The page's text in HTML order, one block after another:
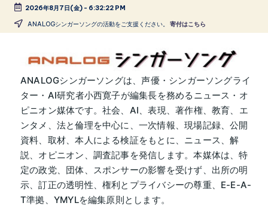
Skip
2026年8月7日(金)- 6:32:23 PM
ANALOGシンガーソングの活動をご支援ください。 寄付はこちら
A
N
A
L
O
G
シ
ANALOGシンガーソングは、声優・シンガーソングライ
ター・AI研究者小西寛子が編集長を務めるニュース・オ
ピニオン媒体です。社会、AI、表現、著作権、教育、エ
ンタメ、法と倫理を中心に、一次情報、現場記録、公開
資料、取材、本人による検証をもとに、ニュース、解
説、オピニオン、調査記事を発信します。本媒体は、特
定の政党、団体、スポンサーの影響を受けず、出所の明
示、訂正の透明性、権利とプライバシーの尊重、E-E-A-
T準拠、YMYLを編集原則とします。